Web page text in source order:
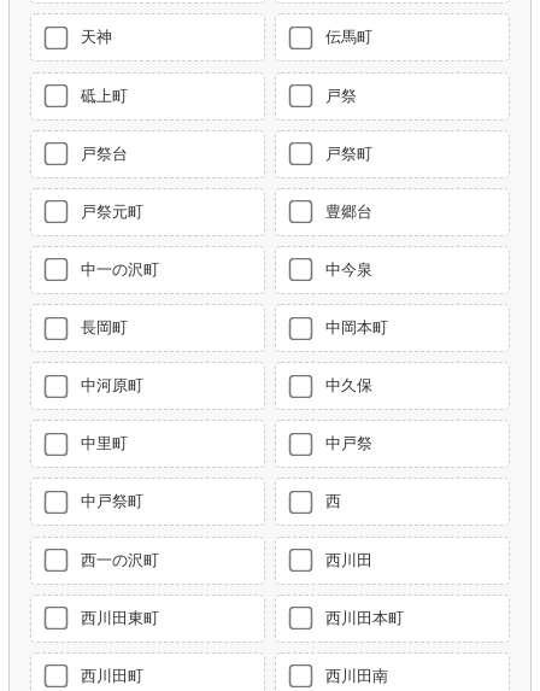
天神 伝馬町
砥上町 戸祭
戸祭台 戸祭町
戸祭元町 豊郷台
中一の沢町 中今泉
長岡町 中岡本町
中河原町 中久保
中里町 中戸祭
中戸祭町 西
西一の沢町 西川田
西川田東町 西川田本町
西川田町 西川田南